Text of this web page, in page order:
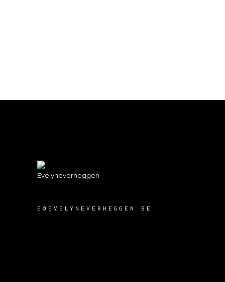
E@EVELYNEVERHEGGEN.BE